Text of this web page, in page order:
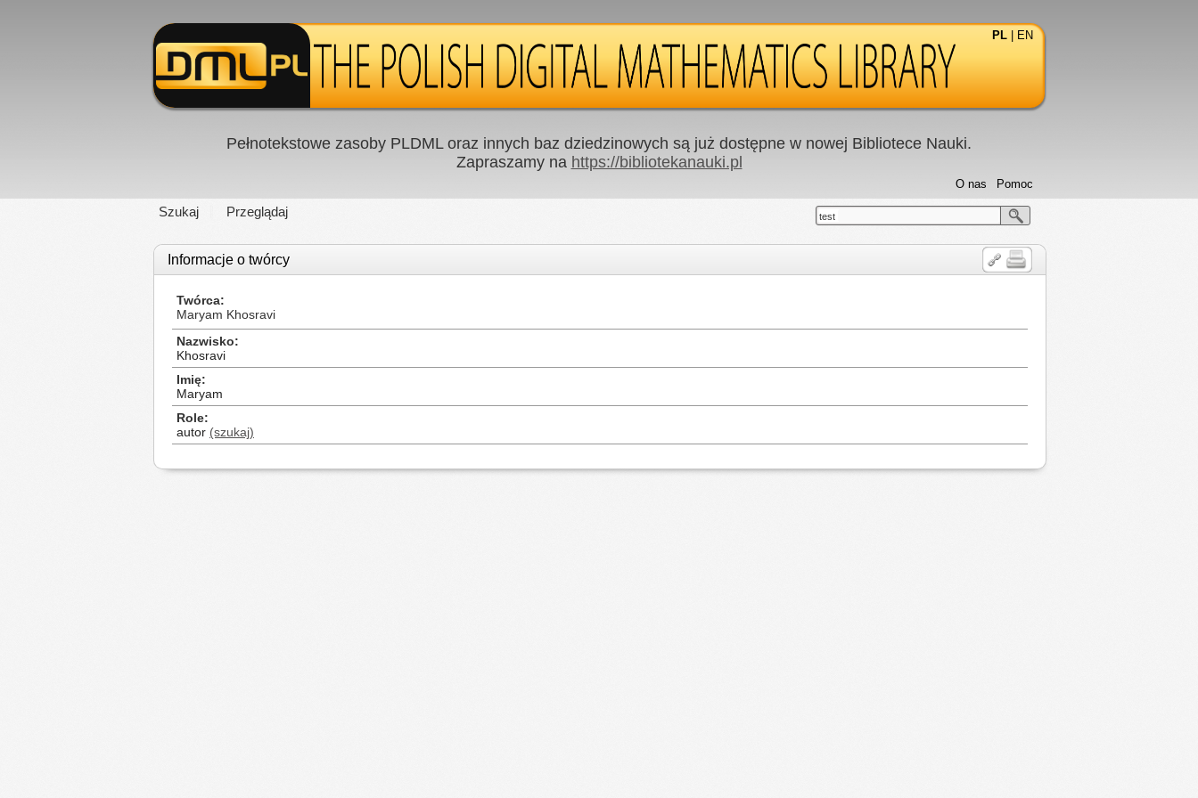
PL EN
Pełnotekstowe zasoby PLDML oraz innych baz dziedzinowych są już dostępne w nowej Bibliotece Nauki.
Zapraszamy na https://bibliotekanauki.pl
Szukaj Przeglądaj
Pomoc
O nas
test
Informacje o twórcy
Twórca
Maryam Khosravi
Nazwisko
Khosravi
Imię
Maryam
Role
autor (szukaj)